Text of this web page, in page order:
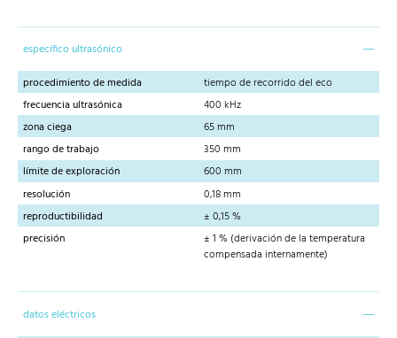
específico ultrasónico
procedimiento de medida
tiempo de recorrido del eco
frecuencia ultrasónica
400 kHz
zona ciega
65 mm
rango de trabajo
350 mm
límite de exploración
600 mm
resolución
0,18 mm
reproductibilidad
± 0,15 %
precisión
± 1 % (derivación de la temperatura
compensada internamente)
datos eléctricos